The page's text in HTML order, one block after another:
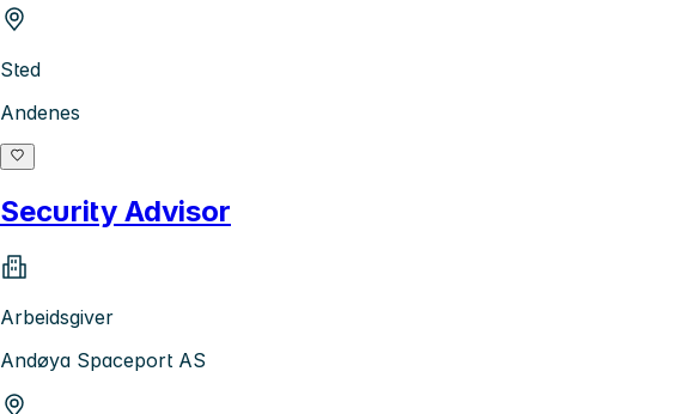
Sted
Andenes
Security Advisor
Arbeidsgiver
Andøya Spaceport AS